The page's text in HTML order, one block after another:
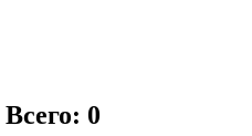
Всего: 0